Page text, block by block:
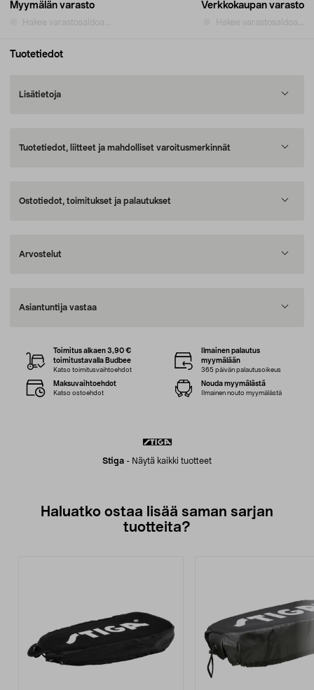
Myymälän varasto
Hakee varastosaldoa...
Verkkokaupan varasto
Hakee varastosaldoa...
Tuotetiedot
Lisätietoja
Tuotetiedot, liitteet ja mahdolliset varoitusmerkinnät
Ostotiedot, toimitukset ja palautukset
Arvostelut
Asiantuntija vastaa
Stiga - Näytä kaikki tuotteet
Toimitus alkaen 3,90 €
toimitustavalla Budbee
Katso toimitusvaihtoehdot
Ilmainen palautus
myymälään
365 päivän palautusoikeus
Maksuvaihtoehdot
Katso ostoehdot
Nouda myymälästä
Ilmainen nouto myymälästä
Haluatko ostaa lisää saman sarjan
tuotteita?